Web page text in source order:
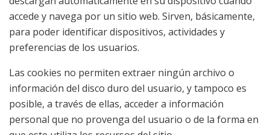
accede y navega por un sitio web. Sirven, básicamente,
para poder identificar dispositivos, actividades y
preferencias de los usuarios.
Las cookies no permiten extraer ningún archivo o
información del disco duro del usuario, y tampoco es
posible, a través de ellas, acceder a información
personal que no provenga del usuario o de la forma en